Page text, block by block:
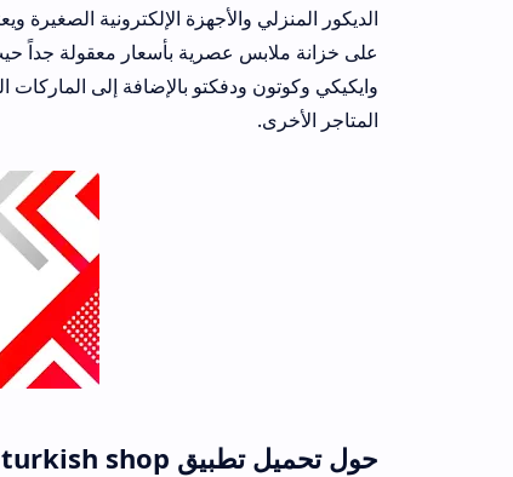
على خزانة ملابس عصرية بأسعار معقولة جداً حيث يضم المتجر
وايكيكي وكوتون ودفكتو بالإضافة إلى الماركات العالمية
حول تحميل تطبيق turkish shop أحدث إصدار